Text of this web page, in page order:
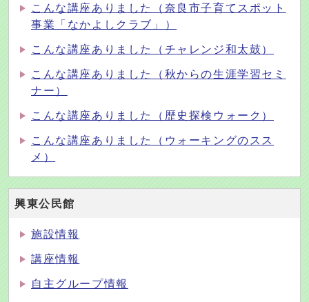
こんな講座ありました（奈良市子育てスポット
事業「なかよしクラブ」）
こんな講座ありました（チャレンジ和太鼓）
こんな講座ありました（秋からの生涯学習セミ
ナー）
こんな講座ありました（歴史探検ウォーク）
こんな講座ありました（ウォーキングのスス
メ）
興東公民館
施設情報
講座情報
自主グループ情報